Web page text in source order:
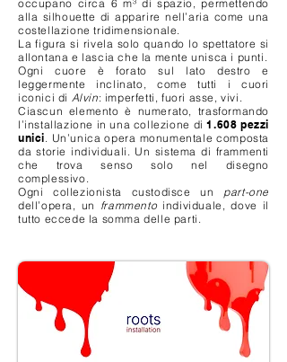
occupano circa 6 m³ di spazio, permettendo
alla silhouette di apparire nell’aria come una
costellazione tridimensionale.
La figura si rivela solo quando lo spettatore si
allontana e lascia che la mente unisca i punti.
Ogni cuore è forato sul lato destro e
leggermente inclinato, come tutti i cuori
iconici di Alvin: imperfetti, fuori asse, vivi.
Ciascun elemento è numerato, trasformando
l’installazione in una collezione di1.608 pezzi
unici. Un’unica opera monumentale composta
da storie individuali. Un sistema di frammenti
che trova senso solo nel disegno
complessivo.
Ogni collezionista custodisce un part-one
dell’opera, un frammento individuale, dove il
tutto eccede la somma delle parti.